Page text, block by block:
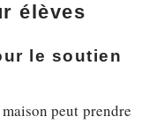
élèves
le soutien
peut prendre